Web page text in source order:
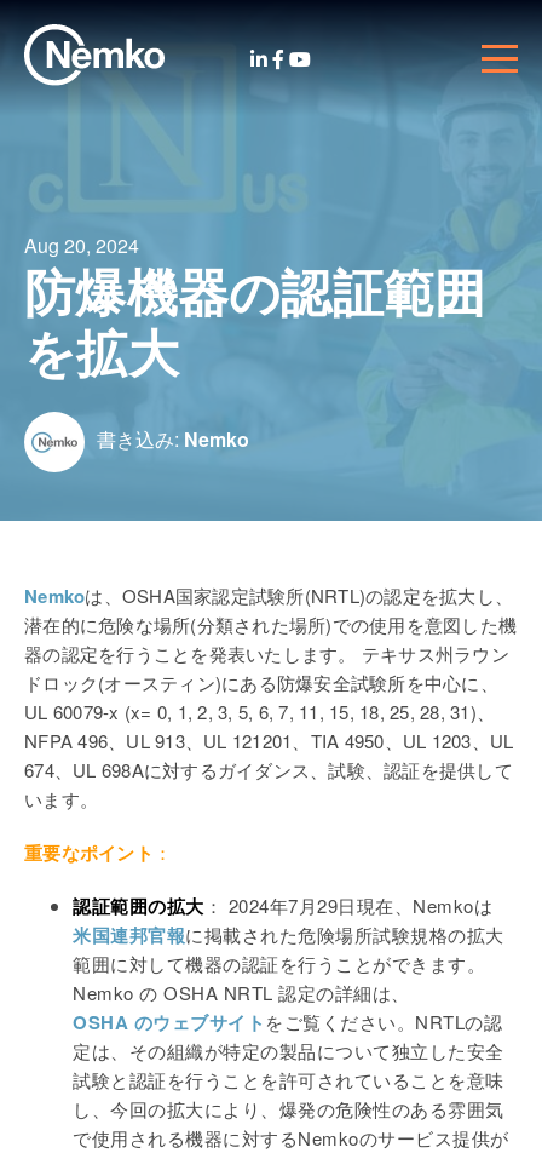
Aug 20, 2024
防爆機器の認証範囲
を拡大
書き込み: Nemko
Nemkoは、OSHA国家認定試験所(NRTL)の認定を拡大し、
潜在的に危険な場所(分類された場所)での使用を意図した機
器の認定を行うことを発表いたします。 テキサス州ラウン
ドロック(オースティン)にある防爆安全試験所を中心に、
UL 60079-x (x= 0, 1, 2, 3, 5, 6, 7, 11, 15, 18, 25, 28, 31)、
NFPA 496、UL 913、UL 121201、TIA 4950、UL 1203、UL
674、UL 698Aに対するガイダンス、試験、認証を提供して
います。
重要なポイント ：
認証範囲の拡大 ： 2024年7月29日現在、Nemkoは
米国連邦官報に掲載された危険場所試験規格の拡大
範囲に対して機器の認証を行うことができます。
Nemko の OSHA NRTL 認定の詳細は、
OSHA のウェブサイト をご覧ください。NRTLの認
定は、その組織が特定の製品について独立した安全
試験と認証を行うことを許可されていることを意味
し、今回の拡大により、爆発の危険性のある雰囲気
で使用される機器に対するNemkoのサービス提供が